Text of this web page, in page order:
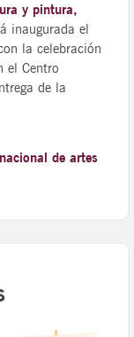
y pintura,
inaugurada el
la celebración
el Centro
de la
de artes